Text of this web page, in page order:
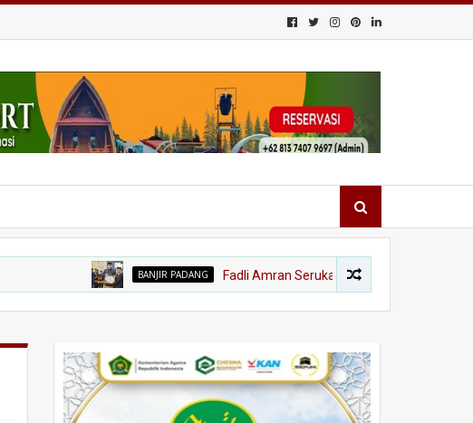
BANJIR PADANG Fadli Amran Serukan Transformasi Ekonomi, Kota